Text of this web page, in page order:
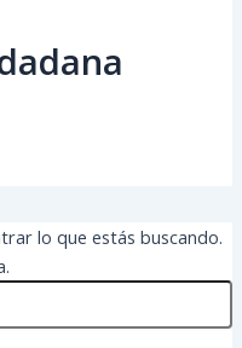
lo que estás buscando.